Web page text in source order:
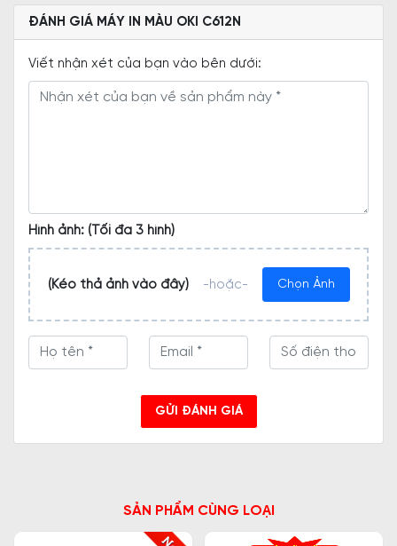
ĐÁNH GIÁ MÁY IN MÀU OKI C612N
Viết nhận xét của bạn vào bên dưới:
Hình ảnh: (Tối đa 3 hình)
(Kéo thả ảnh vào đây) -hoặc- Chọn Ảnh
GỬI ĐÁNH GIÁ
SẢN PHẨM CÙNG LOẠI